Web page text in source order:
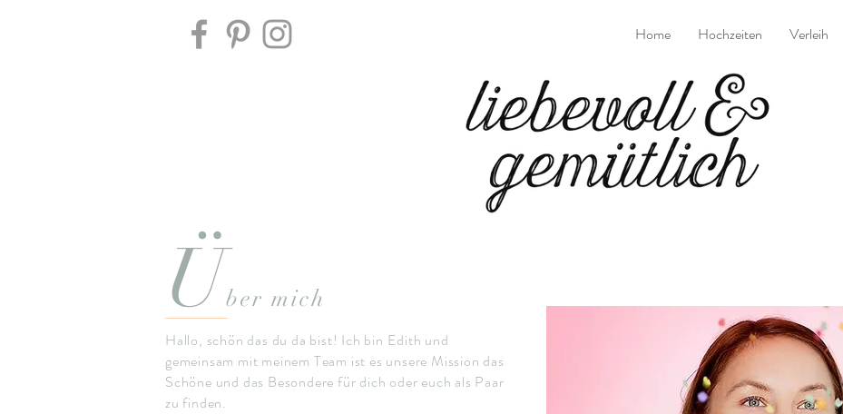
Home Hochzeiten Verleih
Über mich
Hallo, schön das du da bist! Ich bin Edith und
gemeinsam mit meinem Team ist es unsere Mission das
Schöne und das Besondere für dich oder euch als Paar
zu finden.